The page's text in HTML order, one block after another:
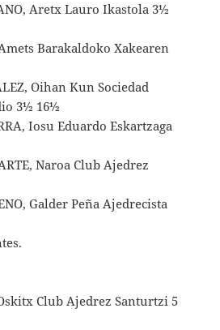
Aretx Lauro Ikastola 3½
Barakaldoko Xakearen
Oihan Kun Sociedad
3½ 16½
Iosu Eduardo Eskartzaga
Naroa Club Ajedrez
Galder Peña Ajedrecista
Club Ajedrez Santurtzi 5